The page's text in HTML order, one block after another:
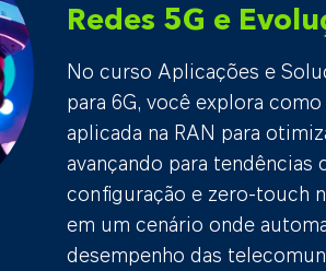
Redes 5G e
No curso Aplicações e
para 6G, você explora
aplicada na RAN para
avançando para
configuração e zero-touch
em um cenário onde
desempenho das